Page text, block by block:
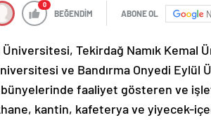
0
BEĞENDİM ABONE OL
Üniversitesi, Tekirdağ Namık Kemal
ve Bandırma Onyedi
faaliyet gösteren ve
kantin, kafeterya ve yiyecek-